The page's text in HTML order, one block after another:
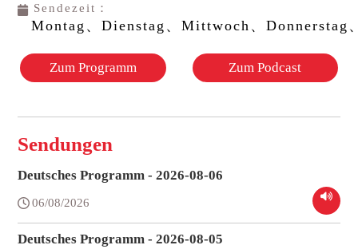
Sendezeit：
Montag、Dienstag、Mittwoch、Donnerstag
Zum Programm Zum Podcast
Sendungen
Deutsches Programm - 2026-08-06
06/08/2026
Deutsches Programm - 2026-08-05